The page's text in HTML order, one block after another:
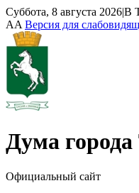
Суббота, 8 августа 2026|В
AA Версия для
Дума
Официальный сайт